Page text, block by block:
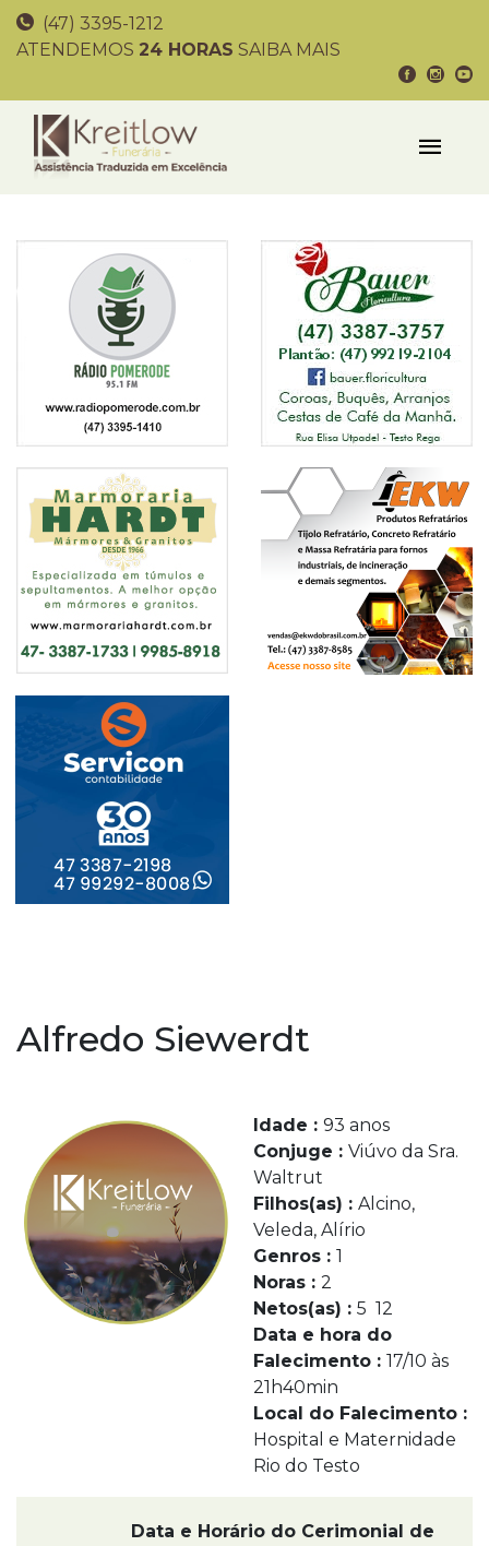
(47) 3395-1212
ATENDEMOS 24 HORAS SAIBA MAIS
Alfredo Siewerdt
Idade : 93 anos
Conjuge : Viúvo da Sra.
Waltrut
Filhos(as) : Alcino,
Veleda, Alírio
Genros : 1
Noras : 2
Netos(as) : 5 12
Data e hora do
Falecimento : 17/10 às
21h40min
Local do Falecimento :
Hospital e Maternidade
Rio do Testo
Data e Horário do Cerimonial de